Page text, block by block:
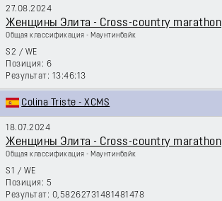
27.08.2024
Женщины Элита - Cross-country marathon
Общая классификация - Маунтинбайк
S2 / WE
6
13:46:13
Colina Triste - XCMS
18.07.2024
Женщины Элита - Cross-country marathon
Общая классификация - Маунтинбайк
S1 / WE
5
0,58262731481481478